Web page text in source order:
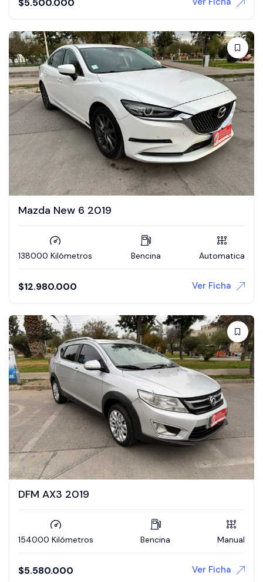
$5.500.000
Mazda New 6 2019
138000 Kilómetros Bencina Automatica
$12.980.000 Ver Ficha
DFM AX3 2019
154000 Kilómetros Bencina Manual
$5.580.000 Ver Ficha